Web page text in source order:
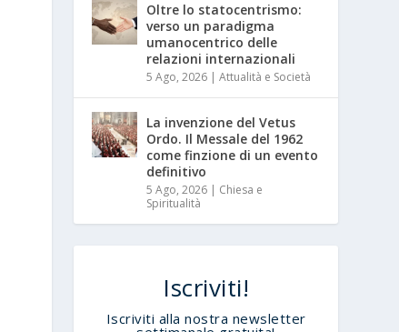
Oltre lo statocentrismo:
verso un paradigma
umanocentrico delle
relazioni internazionali
5 Ago, 2026 |Attualità e Società
La invenzione del Vetus
Ordo. Il Messale del 1962
come finzione di un evento
definitivo
5 Ago, 2026 | Chiesa e
Spiritualità
Iscriviti!
Iscriviti alla nostra newsletter